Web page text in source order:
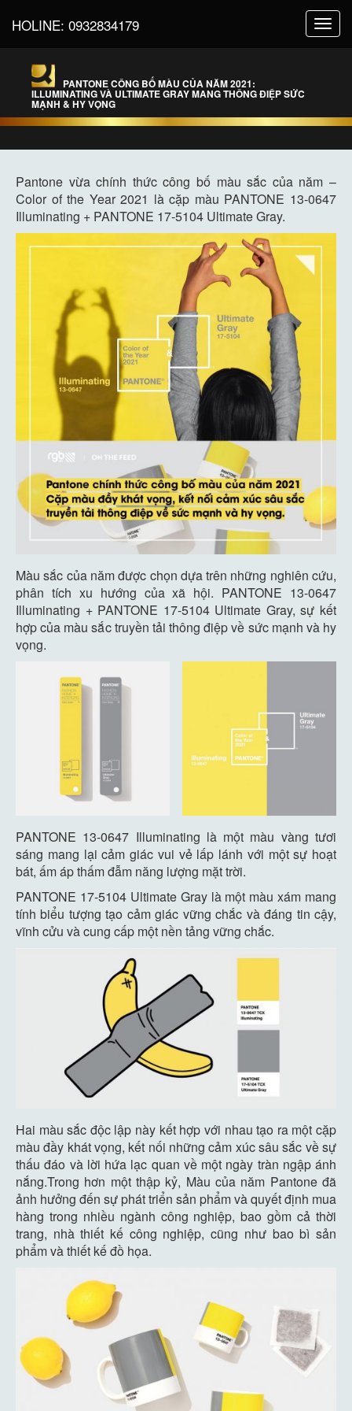
HOLINE: 0932834179
PANTONE CÔNG BỐ MÀU CỦA NĂM 2021:
ILLUMINATING VÀ ULTIMATE GRAY MANG THÔNG ĐIỆP SỨC
MẠNH & HY VỌNG
Pantone vừa chính thức công bố màu sắc của năm –
Color of the Year 2021 là cặp màu PANTONE 13-0647
Illuminating + PANTONE 17-5104 Ultimate Gray.
Màu sắc của năm được chọn dựa trên những nghiên cứu,
phân tích xu hướng của xã hội. PANTONE 13-0647
Illuminating + PANTONE 17-5104 Ultimate Gray, sự kết
hợp của màu sắc truyền tải thông điệp về sức mạnh và hy
vọng.
PANTONE 13-0647 Illuminating là một màu vàng tươi
sáng mang lại cảm giác vui vẻ lấp lánh với một sự hoạt
bát, ấm áp thấm đẫm năng lượng mặt trời.
PANTONE 17-5104 Ultimate Gray là một màu xám mang
tính biểu tượng tạo cảm giác vững chắc và đáng tin cậy,
vĩnh cửu và cung cấp một nền tảng vững chắc.
Hai màu sắc độc lập này kết hợp với nhau tạo ra một cặp
màu đầy khát vọng, kết nối những cảm xúc sâu sắc về sự
thấu đáo và lời hứa lạc quan về một ngày tràn ngập ánh
nắng.Trong hơn một thập kỷ, Màu của năm Pantone đã
ảnh hưởng đến sự phát triển sản phẩm và quyết định mua
hàng trong nhiều ngành công nghiệp, bao gồm cả thời
trang, nhà thiết kế công nghiệp, cũng như bao bì sản
phẩm và thiết kế đồ họa.